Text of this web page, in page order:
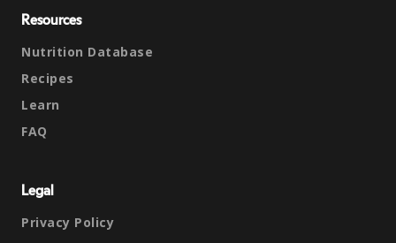
Resources
Nutrition Database
Recipes
Learn
FAQ
Legal
Privacy Policy